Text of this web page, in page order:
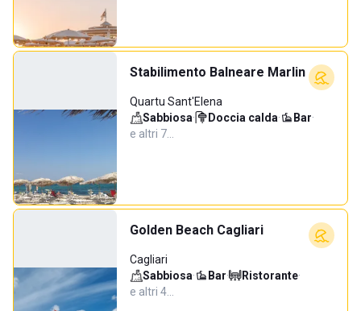
Stabilimento Balneare Marlin
Quartu Sant'Elena
Sabbiosa· Doccia calda· Bar·
e altri 7…
Golden Beach Cagliari
Cagliari
Sabbiosa· Bar· Ristorante·
e altri 4…